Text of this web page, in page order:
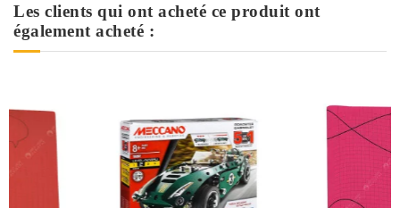
Les clients qui ont acheté ce produit ont
également acheté :